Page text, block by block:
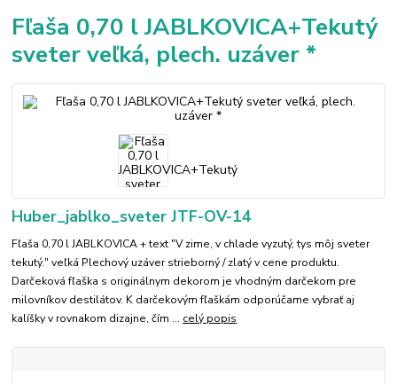
Fľaša 0,70 l JABLKOVICA+Tekutý
sveter veľká, plech. uzáver *
Huber_jablko_sveter JTF-OV-14
Fľaša 0,70 l JABLKOVICA + text "V zime, v chlade vyzutý, tys môj sveter
tekutý." veľká Plechový uzáver strieborný / zlatý v cene produktu.
Darčeková fľaška s originálnym dekorom je vhodným darčekom pre
milovníkov destilátov. K darčekovým fľaškám odporúčame vybrať aj
kalíšky v rovnakom dizajne, čím ... celý popis